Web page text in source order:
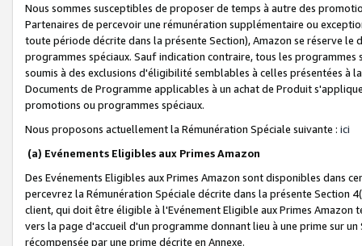
Nous sommes susceptibles de proposer de temps à autre des
Partenaires de percevoir une rémunération supplémentaire ou
toute période décrite dans la présente Section), Amazon se réserve
programmes spéciaux. Sauf indication contraire, tous les
soumis à des exclusions d'éligibilité semblables à celles présentées à
Documents de Programme applicables à un achat de Produit
promotions ou programmes spéciaux.
Nous proposons actuellement la Rémunération Spéciale suivante : ici
(a) Evénements Eligibles aux Primes Amazon
Des Evénements Eligibles aux Primes Amazon sont disponibles dans
percevrez la Rémunération Spéciale décrite dans la présente Section
client, qui doit être éligible à l'Evénement Eligible aux Primes Amazon
vers la page d'accueil d'un programme donnant lieu à une prime sur
récompensée par une prime décrite en Annexe.